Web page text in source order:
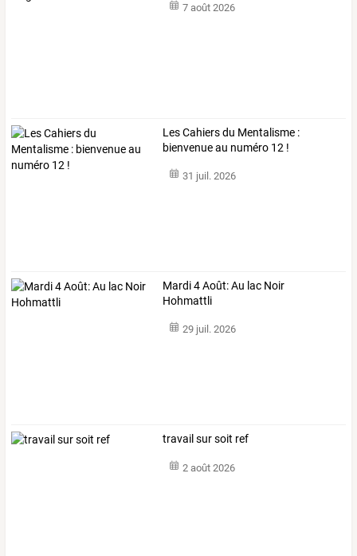
7 août 2026
Les Cahiers du Mentalisme :
bienvenue au numéro 12 !
31 juil. 2026
Mardi 4 Août: Au lac Noir
Hohmattli
29 juil. 2026
travail sur soit ref
2 août 2026